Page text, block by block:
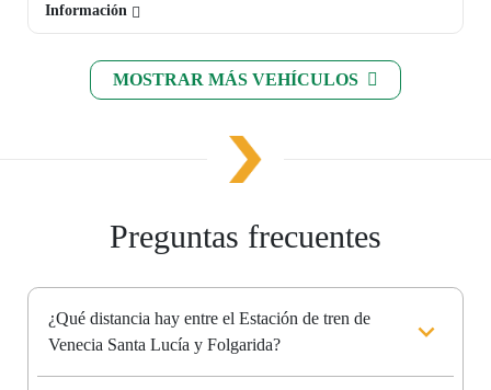
Información
MOSTRAR MÁS VEHÍCULOS
Preguntas frecuentes
¿Qué distancia hay entre el Estación de tren de
Venecia Santa Lucía y Folgarida?